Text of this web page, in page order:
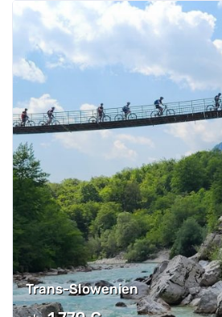
Trans-Slowenien